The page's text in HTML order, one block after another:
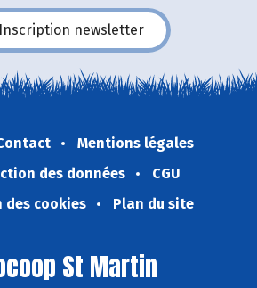
Inscription newsletter
Mentions légales
des données
CGU
des cookies
Plan du site
St Martin